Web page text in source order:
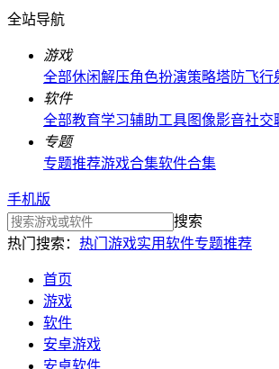
全站导航
游戏
全部休闲解压角色扮演策略塔防飞行
软件
全部教育学习辅助工具图像影音社交
专题
专题推荐游戏合集软件合集
手机版
搜索
热门搜索： 热门游戏实用软件专题推荐
首页
游戏
软件
安卓游戏
安卓软件